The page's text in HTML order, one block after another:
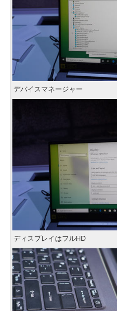
デバイスマネージャー
ディスプレイはフルHD